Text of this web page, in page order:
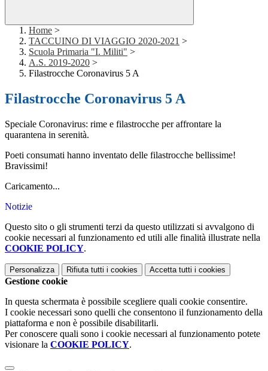
Home >
TACCUINO DI VIAGGIO 2020-2021 >
Scuola Primaria "I. Militi" >
A.S. 2019-2020 >
Filastrocche Coronavirus 5 A
Filastrocche Coronavirus 5 A
Speciale Coronavirus: rime e filastrocche per affrontare la
quarantena in serenità.
Poeti consumati hanno inventato delle filastrocche bellissime!
Bravissimi!
Caricamento...
Notizie
Questo sito o gli strumenti terzi da questo utilizzati si avvalgono di
cookie necessari al funzionamento ed utili alle finalità illustrate nella
COOKIE POLICY.
Personalizza Rifiuta tutti i cookies Accetta tutti i cookies
Gestione cookie
In questa schermata è possibile scegliere quali cookie consentire.
I cookie necessari sono quelli che consentono il funzionamento della
piattaforma e non è possibile disabilitarli.
Per conoscere quali sono i cookie necessari al funzionamento potete
visionare la COOKIE POLICY.